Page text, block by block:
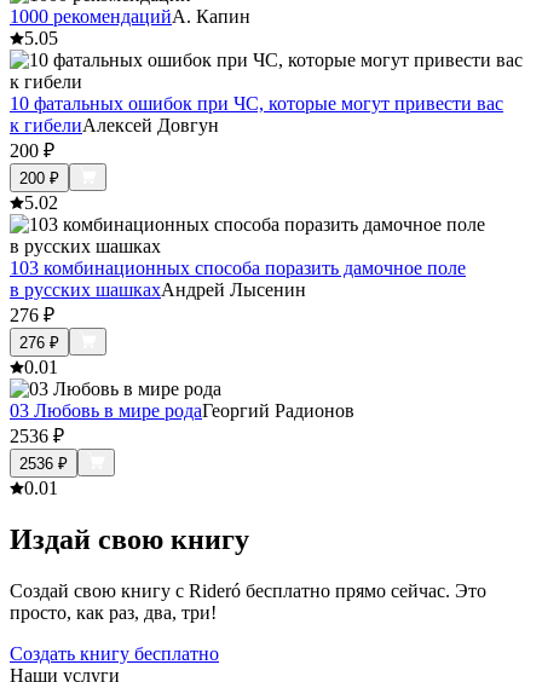
1000 рекомендацийА. Капин
5.05
10 фатальных ошибок при ЧС, которые могут привести вас
к гибелиАлексей Довгун
200 ₽
200 ₽
5.02
103 комбинационных способа поразить дамочное поле
в русских шашкахАндрей Лысенин
276 ₽
276 ₽
0.01
03 Любовь в мире родаГеоргий Радионов
2536 ₽
2536 ₽
0.01
Издай свою книгу
Создай свою книгу с Rideró бесплатно прямо сейчас. Это
просто, как раз, два, три!
Создать книгу бесплатно
Наши услуги